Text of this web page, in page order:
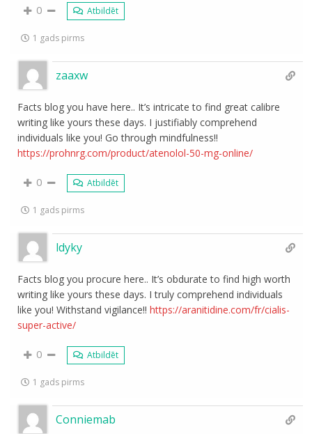
0 Atbildēt
1 gads pirms
zaaxw
Facts blog you have here.. It’s intricate to find great calibre
writing like yours these days. I justifiably comprehend
individuals like you! Go through mindfulness!!
https://prohnrg.com/product/atenolol-50-mg-online/
0 Atbildēt
1 gads pirms
ldyky
Facts blog you procure here.. It’s obdurate to find high worth
writing like yours these days. I truly comprehend individuals
like you! Withstand vigilance!!https://aranitidine.com/fr/cialis-
super-active/
0 Atbildēt
1 gads pirms
Conniemab